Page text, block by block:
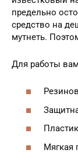
предельно
средство на
мутнеть.
Для работы
Мягкая